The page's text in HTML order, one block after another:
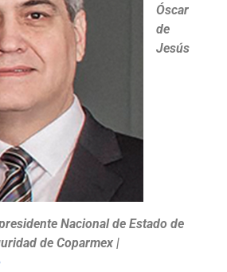
Óscar
de
Jesús
Nacional de Estado de
de Coparmex |